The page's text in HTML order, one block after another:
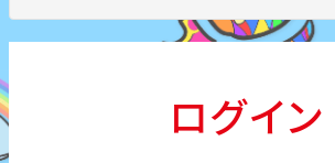
ログイン